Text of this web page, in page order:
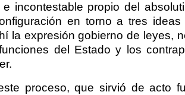
incontestable propio del
en torno a tres ideas
la expresión gobierno de leyes,
del Estado y los
proceso, que sirvió de acto